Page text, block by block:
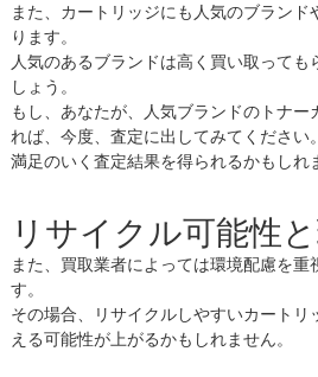
また、カートリッジにも人気のブランド
ります。
人気のあるブランドは高く買い取って
しょう。
もし、あなたが、人気ブランドのトナー
れば、今度、査定に出してみてください。
満足のいく査定結果を得られるかもしれ
リサイクル可能性
また、買取業者によっては環境配慮を重
す。
その場合、リサイクルしやすいカートリ
える可能性が上がるかもしれません。